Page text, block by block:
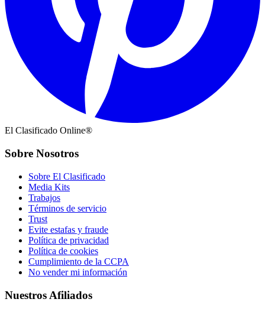
El Clasificado Online®
Sobre Nosotros
Sobre El Clasificado
Media Kits
Trabajos
Términos de servicio
Trust
Evite estafas y fraude
Política de privacidad
Política de cookies
Cumplimiento de la CCPA
No vender mi información
Nuestros Afiliados